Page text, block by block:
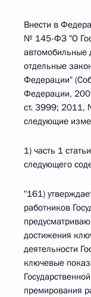
Внести в
№ 145-ФЗ "О
автомобильные
отдельные
Федерации"
Федерации,
ст. 3999; 2011,
следующие
1) часть 1
следующего
"161)
работников
достижения
деятельности
ключевые
премирования